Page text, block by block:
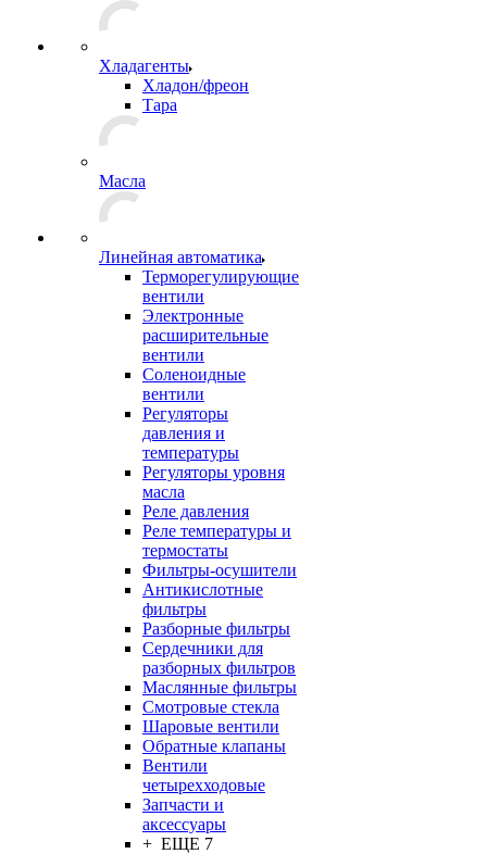
Хладагенты
Хладон/фреон
Тара
Масла
Линейная автоматика
Терморегулирующие
вентили
Электронные
расширительные
вентили
Соленоидные
вентили
Регуляторы
давления и
температуры
Регуляторы уровня
масла
Реле давления
Реле температуры и
термостаты
Фильтры-осушители
Антикислотные
фильтры
Разборные фильтры
Сердечники для
разборных фильтров
Маслянные фильтры
Смотровые стекла
Шаровые вентили
Обратные клапаны
Вентили
четырехходовые
Запчасти и
аксессуары
+ ЕЩЕ 7